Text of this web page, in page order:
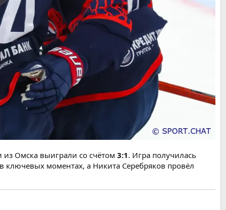
Омска выиграли со счётом 3:1. Игра получилась
моментах, а Никита Серебряков провёл